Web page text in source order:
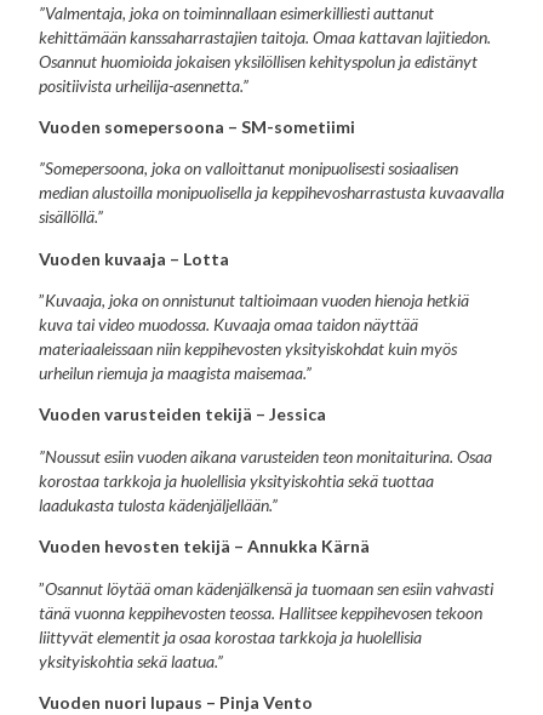
”Valmentaja, joka on toiminnallaan esimerkilliesti auttanut
kehittämään kanssaharrastajien taitoja. Omaa kattavan lajitiedon.
Osannut huomioida jokaisen yksilöllisen kehityspolun ja edistänyt
positiivista urheilija-asennetta.”
Vuoden somepersoona – SM-sometiimi
”Somepersoona, joka on valloittanut monipuolisesti sosiaalisen
median alustoilla monipuolisella ja keppihevosharrastusta kuvaavalla
sisällöllä.”
Vuoden kuvaaja – Lotta
”Kuvaaja, joka on onnistunut taltioimaan vuoden hienoja hetkiä
kuva tai video muodossa. Kuvaaja omaa taidon näyttää
materiaaleissaan niin keppihevosten yksityiskohdat kuin myös
urheilun riemuja ja maagista maisemaa.”
Vuoden varusteiden tekijä – Jessica
”Noussut esiin vuoden aikana varusteiden teon monitaiturina. Osaa
korostaa tarkkoja ja huolellisia yksityiskohtia sekä tuottaa
laadukasta tulosta kädenjäljellään.”
Vuoden hevosten tekijä – Annukka Kärnä
”Osannut löytää oman kädenjälkensä ja tuomaan sen esiin vahvasti
tänä vuonna keppihevosten teossa. Hallitsee keppihevosen tekoon
liittyvät elementit ja osaa korostaa tarkkoja ja huolellisia
yksityiskohtia sekä laatua.”
Vuoden nuori lupaus – Pinja Vento